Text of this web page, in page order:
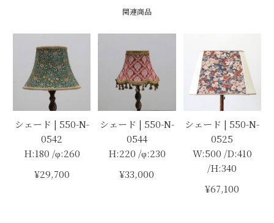
関連商品
シェード | 550-N-
0542
H:180 /φ:260
¥29,700
シェード | 550-N-
0544
H:220 /φ:230
¥33,000
シェード | 550-N-
0525
W:500 /D:410
/H:340
¥67,100